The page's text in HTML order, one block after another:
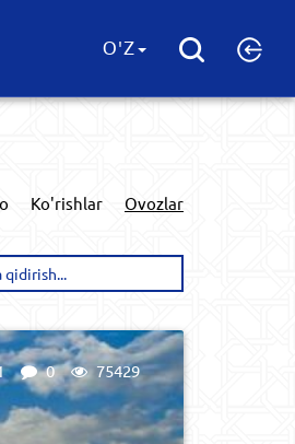
O'Z
Ko'rishlar Ovozlar
0 75429